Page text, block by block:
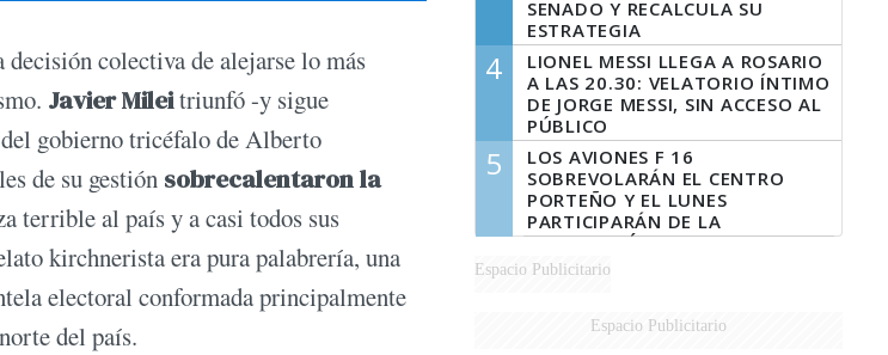
colectiva de alejarse lo más
Javier Mileitriunfó -y sigue
gobierno tricéfalo de Alberto
de su gestión sobrecalentaron la
terrible al país y a casi todos sus
kirchnerista era pura palabrería, una
electoral conformada principalmente
del país.
SENADO Y RECALCULA SU
ESTRATEGIA
4
LIONEL MESSI LLEGA A ROSARIO
A LAS 20.30: VELATORIO ÍNTIMO
DE JORGE MESSI, SIN ACCESO AL
PÚBLICO
5
LOS AVIONES F 16
SOBREVOLARÁN EL CENTRO
PORTEÑO Y EL LUNES
PARTICIPARÁN DE LA
CELEBRACIÓN DE LA FUERZA
AÉREA
Espacio Publicitario
Espacio Publicitario